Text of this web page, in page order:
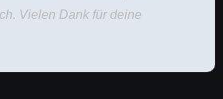
Vielen Dank für deine